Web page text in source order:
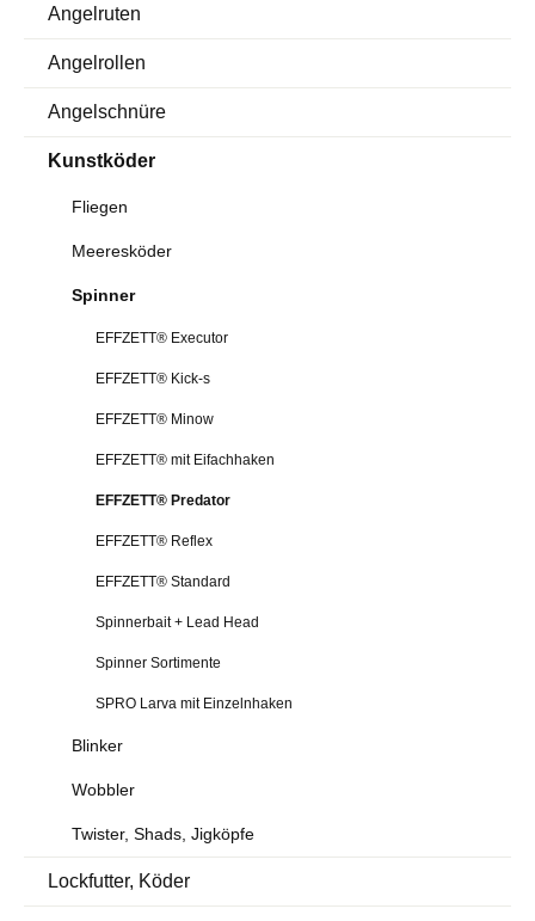
Angelruten
Angelrollen
Angelschnüre
Kunstköder
Fliegen
Meeresköder
Spinner
EFFZETT® Executor
EFFZETT® Kick-s
EFFZETT® Minow
EFFZETT® mit Eifachhaken
EFFZETT® Predator
EFFZETT® Reflex
EFFZETT® Standard
Spinnerbait + Lead Head
Spinner Sortimente
SPRO Larva mit Einzelnhaken
Blinker
Wobbler
Twister, Shads, Jigköpfe
Lockfutter, Köder